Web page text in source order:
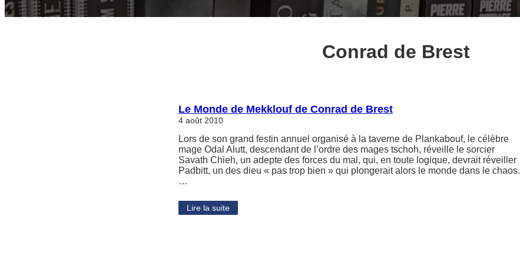
Conrad de Brest
Le Monde de Mekklouf de Conrad de Brest
4 août 2010
Lors de son grand festin annuel organisé à la taverne de Plankabouf, le célèbre
mage Odal Alutt, descendant de l’ordre des mages tschoh, réveille le sorcier
Savath Chieh, un adepte des forces du mal, qui, en toute logique, devrait réveiller
Padbitt, un des dieu « pas trop bien » qui plongerait alors le monde dans le chaos.
…
Lire la suite